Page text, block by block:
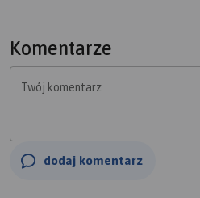
Komentarze
Twój komentarz
dodaj komentarz